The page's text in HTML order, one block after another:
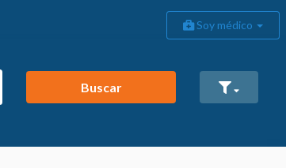
Soy médico
Buscar